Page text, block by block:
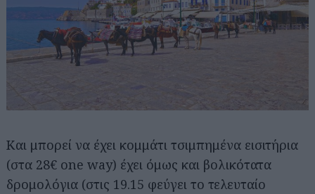
Και μπορεί να έχει κομμάτι τσιμπημένα εισιτήρια
(στα 28€ one way) έχει όμως και βολικότατα
δρομολόγια (στις 19.15 φεύγει το τελευταίο